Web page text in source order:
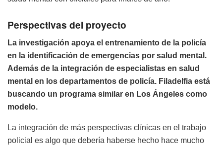
Perspectivas del proyecto
La investigación apoya el entrenamiento de la policía
en la identificación de emergencias por salud mental.
Además de la integración de especialistas en salud
mental en los departamentos de policía. Filadelfia está
buscando un programa similar en Los Ángeles como
modelo.
La integración de más perspectivas clínicas en el trabajo
policial es algo que debería haberse hecho hace mucho